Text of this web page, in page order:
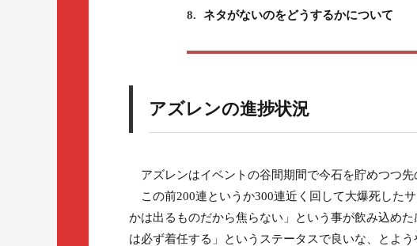
8. ネタがないのをどうするかについて
アズレンの進捗状況
アズレンはイベントの谷間期間で今石を貯めつつ先
この前200連というか300連近く回して大爆死した
かは出るものだから焦らない」という事が飲み込め
は必ず着任する」というステータスで良いな、とよう